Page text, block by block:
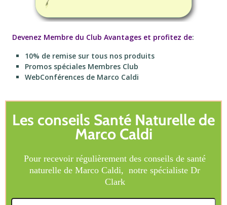
Devenez Membre du Club Avantages et profitez de:
10% de remise sur tous nos produits
Promos spéciales Membres Club
WebConférences de Marco Caldi